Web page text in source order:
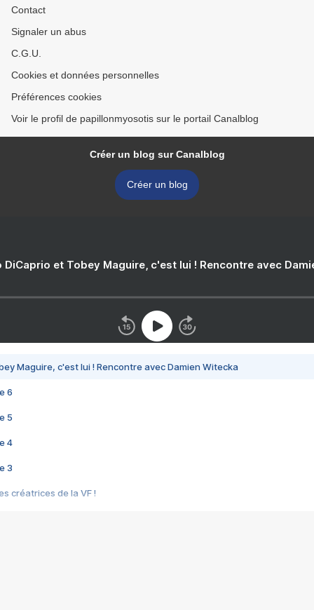
Contact
Signaler un abus
C.G.U.
Cookies et données personnelles
Préférences cookies
Voir le profil de papillonmyosotis sur le portail Canalblog
Créer un blog sur Canalblog
Créer un blog
DiCaprio et Tobey Maguire, c'est lui ! Rencontre avec
Maguire, c'est lui ! Rencontre avec Damien Witecka
6
5
4
3
créatrices de la VF !